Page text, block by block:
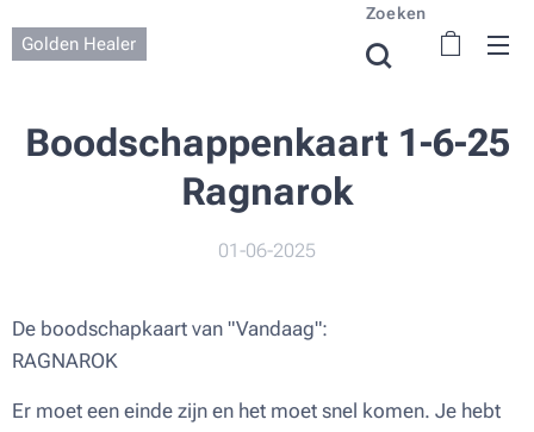
Golden Healer
Zoeken
Boodschappenkaart 1-6-25
Ragnarok
01-06-2025
De boodschapkaart van "Vandaag":
RAGNAROK
Er moet een einde zijn en het moet snel komen. Je hebt